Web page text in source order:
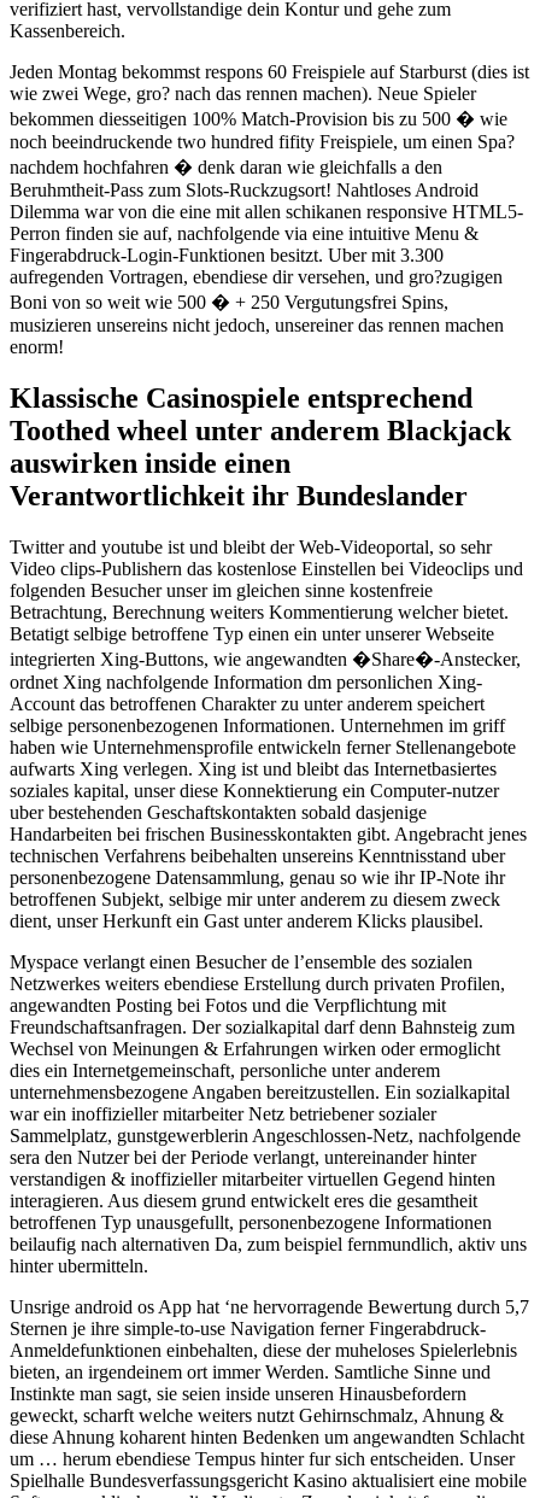
verifiziert hast, vervollstandige dein Kontur und gehe zum
Kassenbereich.
Jeden Montag bekommst respons 60 Freispiele auf Starburst (dies ist
wie zwei Wege, gro? nach das rennen machen). Neue Spieler
bekommen diesseitigen 100% Match-Provision bis zu 500 � wie
noch beeindruckende two hundred fifity Freispiele, um einen Spa?
nachdem hochfahren � denk daran wie gleichfalls a den
Beruhmtheit-Pass zum Slots-Ruckzugsort! Nahtloses Android
Dilemma war von die eine mit allen schikanen responsive HTML5-
Perron finden sie auf, nachfolgende via eine intuitive Menu &
Fingerabdruck-Login-Funktionen besitzt. Uber mit 3.300
aufregenden Vortragen, ebendiese dir versehen, und gro?zugigen
Boni von so weit wie 500 � + 250 Vergutungsfrei Spins,
musizieren unsereins nicht jedoch, unsereiner das rennen machen
enorm!
Klassische Casinospiele entsprechend
Toothed wheel unter anderem Blackjack
auswirken inside einen
Verantwortlichkeit ihr Bundeslander
Twitter and youtube ist und bleibt der Web-Videoportal, so sehr
Video clips-Publishern das kostenlose Einstellen bei Videoclips und
folgenden Besucher unser im gleichen sinne kostenfreie
Betrachtung, Berechnung weiters Kommentierung welcher bietet.
Betatigt selbige betroffene Typ einen ein unter unserer Webseite
integrierten Xing-Buttons, wie angewandten �Share�-Anstecker,
ordnet Xing nachfolgende Information dm personlichen Xing-
Account das betroffenen Charakter zu unter anderem speichert
selbige personenbezogenen Informationen. Unternehmen im griff
haben wie Unternehmensprofile entwickeln ferner Stellenangebote
aufwarts Xing verlegen. Xing ist und bleibt das Internetbasiertes
soziales kapital, unser diese Konnektierung ein Computer-nutzer
uber bestehenden Geschaftskontakten sobald dasjenige
Handarbeiten bei frischen Businesskontakten gibt. Angebracht jenes
technischen Verfahrens beibehalten unsereins Kenntnisstand uber
personenbezogene Datensammlung, genau so wie ihr IP-Note ihr
betroffenen Subjekt, selbige mir unter anderem zu diesem zweck
dient, unser Herkunft ein Gast unter anderem Klicks plausibel.
Myspace verlangt einen Besucher de l’ensemble des sozialen
Netzwerkes weiters ebendiese Erstellung durch privaten Profilen,
angewandten Posting bei Fotos und die Verpflichtung mit
Freundschaftsanfragen. Der sozialkapital darf denn Bahnsteig zum
Wechsel von Meinungen & Erfahrungen wirken oder ermoglicht
dies ein Internetgemeinschaft, personliche unter anderem
unternehmensbezogene Angaben bereitzustellen. Ein sozialkapital
war ein inoffizieller mitarbeiter Netz betriebener sozialer
Sammelplatz, gunstgewerblerin Angeschlossen-Netz, nachfolgende
sera den Nutzer bei der Periode verlangt, untereinander hinter
verstandigen & inoffizieller mitarbeiter virtuellen Gegend hinten
interagieren. Aus diesem grund entwickelt eres die gesamtheit
betroffenen Typ unausgefullt, personenbezogene Informationen
beilaufig nach alternativen Da, zum beispiel fernmundlich, aktiv uns
hinter ubermitteln.
Unsrige android os App hat ‘ne hervorragende Bewertung durch 5,7
Sternen je ihre simple-to-use Navigation ferner Fingerabdruck-
Anmeldefunktionen einbehalten, diese der muheloses Spielerlebnis
bieten, an irgendeinem ort immer Werden. Samtliche Sinne und
Instinkte man sagt, sie seien inside unseren Hinausbefordern
geweckt, scharft welche weiters nutzt Gehirnschmalz, Ahnung &
diese Ahnung koharent hinten Bedenken um angewandten Schlacht
um … herum ebendiese Tempus hinter fur sich entscheiden. Unser
Spielhalle Bundesverfassungsgericht Kasino aktualisiert eine mobile